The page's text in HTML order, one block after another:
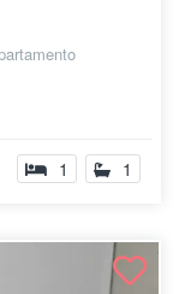
1 1